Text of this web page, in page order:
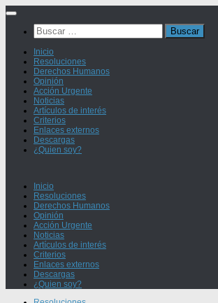
Saltar
contenidoBuscar:
Inicio
Resoluciones
Derechos Humanos
Opinión
Acción Urgente
Noticias
Artículos de interés
Criterios
Enlaces externos
Descargas
¿Quien soy?
Inicio
Resoluciones
Derechos Humanos
Opinión
Acción Urgente
Noticias
Artículos de interés
Criterios
Enlaces externos
Descargas
¿Quien soy?